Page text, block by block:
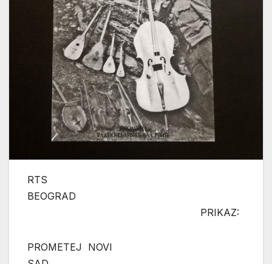
RTS
BEOGRAD
PRIKAZ:
PROMETEJ NOVI